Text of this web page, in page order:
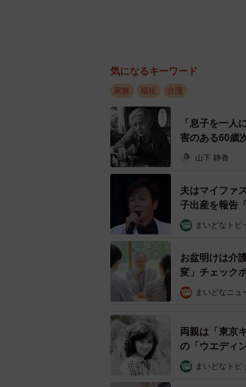
義母の愚痴はそのまま京田さ
た夫に訴えるわけで、最初こ
にしてくれ！」と、夫婦喧嘩
義母が雑巾を持って廊下を拭
ようとしたり子ども部屋を掃
が嫌で寝室で過ごすようにな
てきて「ねぇ、雨がふりそう
そうになるほど驚きました。
「それまで昼間はひとりが当
く用事があるならドアの前か
といきなり開けてくる。夜だ
義母が嫁いだ頃は三世帯同居
地柄でした。京田さんいわく
他人行儀なんだ」と不機嫌に
なと思っていた」「ろくなも
気になるキーワード
家族 福祉 介護
「息子を一
害のある60歳
山下 静香
夫はマイファ
子出産を報告
まいどなトピ
お盆明けは介
変」チェック
まいどなニュ
両親は「東京
の「ウエディ
まいどなトピ